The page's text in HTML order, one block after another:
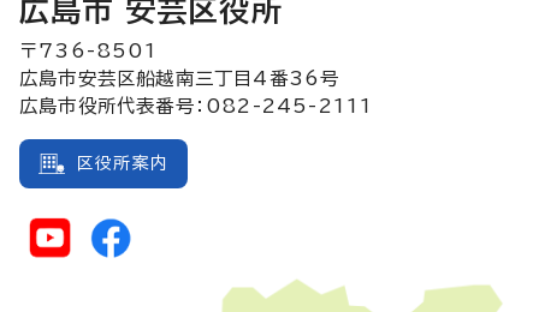
広島市 安芸区役所
〒736-8501
広島市安芸区船越南三丁目4番36号
広島市役所代表番号：082-245-2111
区役所案内